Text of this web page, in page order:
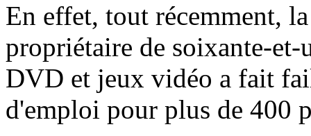
En effet, tout récemment,
propriétaire de soixante-
DVD et jeux vidéo a fait
d'emploi pour plus de 400